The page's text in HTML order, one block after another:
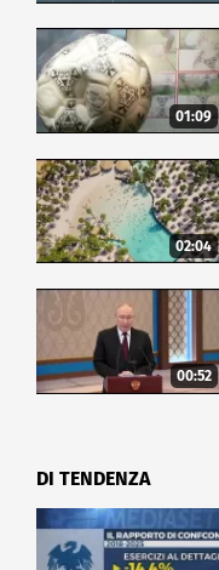
01:09
02:04
00:52
DI TENDENZA